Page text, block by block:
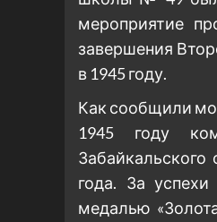
мероприятие
завершения
в 1945 году.
Как сообщили
1945 году
Забайкальского
года. За
медалью